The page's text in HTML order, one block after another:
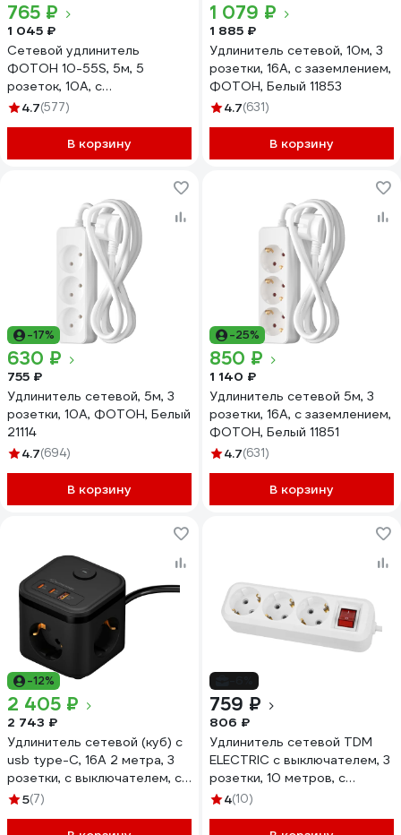
765 ₽
1 045 ₽
Сетевой удлинитель
ФОТОН 10-55S, 5м, 5
розеток, 10А, с
выключателем, белый 21206
4.7(577)
В корзину
1 079 ₽
1 885 ₽
Удлинитель сетевой, 10м, 3
розетки, 16А, с заземлением,
ФОТОН, Белый 11853
4.7(631)
В корзину
-17%
630 ₽
755 ₽
Удлинитель сетевой, 5м, 3
розетки, 10А, ФОТОН, Белый
21114
4.7(694)
В корзину
-25%
850 ₽
1 140 ₽
Удлинитель сетевой 5м, 3
розетки, 16А, с заземлением,
ФОТОН, Белый 11851
4.7(631)
В корзину
-12%
2 405 ₽
2 743 ₽
Удлинитель сетевой (куб) с
usb type-C, 16А 2 метра, 3
розетки, с выключателем, с
заземлением, ФОТОН,
5(7)
759 ₽
806 ₽
Удлинитель сетевой TDM
ELECTRIC с выключателем, 3
розетки, 10 метров, с
заземлением, 16 А, 3680 Вт,
4(10)